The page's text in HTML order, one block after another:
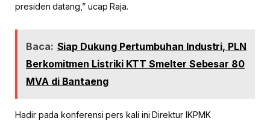
presiden datang,” ucap Raja.
Baca: Siap Dukung Pertumbuhan Industri, PLN
Berkomitmen Listriki KTT Smelter Sebesar 80
MVA di Bantaeng
Hadir pada konferensi pers kali ini Direktur IKPMK